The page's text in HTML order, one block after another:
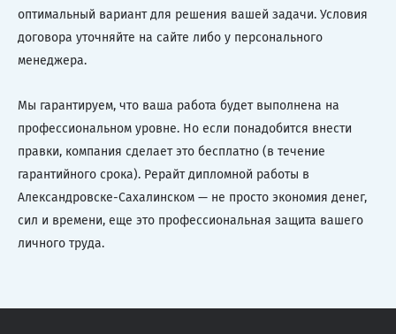
оптимальный вариант для решения вашей задачи. Условия
договора уточняйте на сайте либо у персонального
менеджера.
Мы гарантируем, что ваша работа будет выполнена на
профессиональном уровне. Но если понадобится внести
правки, компания сделает это бесплатно (в течение
гарантийного срока). Рерайт дипломной работы в
Александровске-Сахалинском — не просто экономия денег,
сил и времени, еще это профессиональная защита вашего
личного труда.